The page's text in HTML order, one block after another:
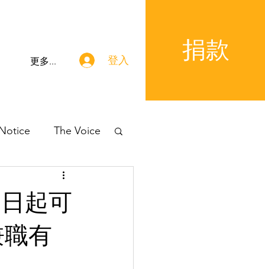
更多... 登入 捐款
The Voice
起可
有